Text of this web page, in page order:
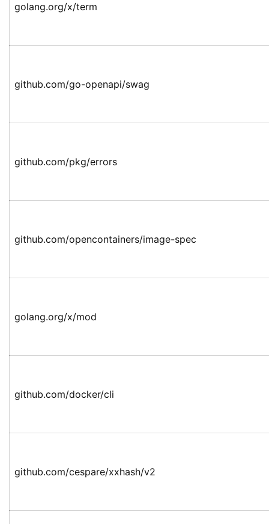
golang.org/x/term
github.com/go-openapi/swag
github.com/pkg/errors
github.com/opencontainers/image-spec
golang.org/x/mod
github.com/docker/cli
github.com/cespare/xxhash/v2